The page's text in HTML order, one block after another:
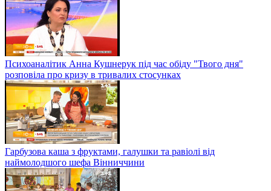
Психоаналітик Анна Кушнерук під час обіду "Твого дня"
розповіла про кризу в тривалих стосунках
Гарбузова каша з фруктами, галушки та равіолі від
наймолодшого шефа Вінниччини